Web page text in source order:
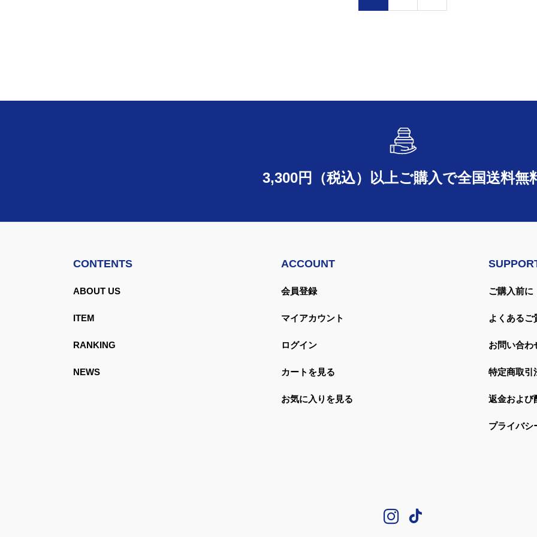
3,300円（税込）以上ご購入で全国送料無
CONTENTS
ABOUT US
ITEM
RANKING
NEWS
ACCOUNT
会員登録
マイアカウント
ログイン
カートを見る
お気に入りを見る
ご購入前に
よくあるご
お問い合わ
特定商取引
返金および
プライバシ